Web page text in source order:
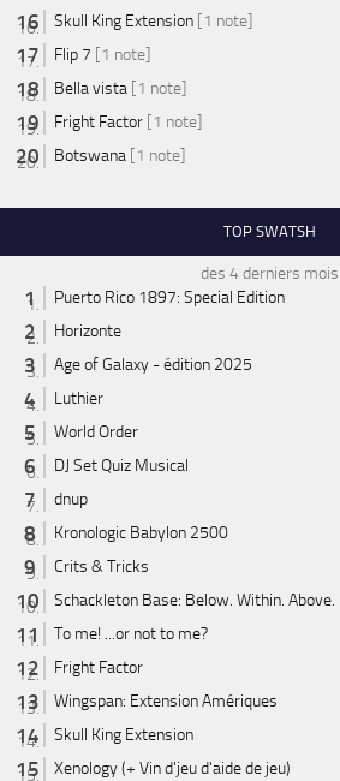
Skull King Extension [1 note]
Flip 7 [1 note]
Bella vista [1 note]
Fright Factor [1 note]
Botswana [1 note]
TOP SWATSH
des 4 derniers mois
Puerto Rico 1897: Special Edition
Horizonte
Age of Galaxy - édition 2025
Luthier
World Order
DJ Set Quiz Musical
dnup
Kronologic Babylon 2500
Crits & Tricks
Schackleton Base: Below. Within. Above.
To me! ...or not to me?
Fright Factor
Wingspan: Extension Amériques
Skull King Extension
Xenology (+ Vin d'jeu d'aide de jeu)